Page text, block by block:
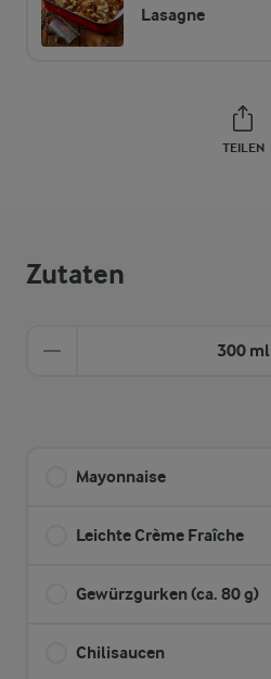
Lasagne
TEILEN
Zutaten
300 ml
Mayonnaise
Leichte Crème Fraîche
Gewürzgurken (ca. 80 g)
Chilisaucen